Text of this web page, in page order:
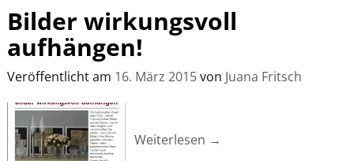
Bilder wirkungsvoll
aufhängen!
Veröffentlicht am 16. März 2015von Juana Fritsch
Weiterlesen →